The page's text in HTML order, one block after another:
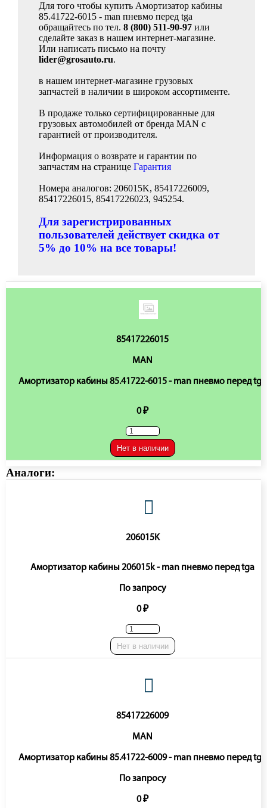
Для того чтобы купить Амортизатор кабины
85.41722-6015 - man пневмо перед tga
обращайтесь по тел. 8 (800) 511-90-97 или
сделайте заказ в нашем интернет-магазине.
Или написать письмо на почту
lider@grosauto.ru.
в нашем интернет-магазине грузовых
запчастей в наличии в широком ассортименте.
В продаже только сертифицированные для
грузовых автомобилей от бренда MAN с
гарантией от производителя.
Информация о возврате и гарантии по
запчастям на странице Гарантия
Номера аналогов: 206015K, 85417226009,
85417226015, 85417226023, 945254.
Для зарегистрированных
пользователей действует скидка от
5% до 10% на все товары!
85417226015
MAN
Амортизатор кабины 85.41722-6015 - man пневмо перед tga
0 ₽
Нет в наличии
Аналоги:
206015K
Амортизатор кабины 206015k - man пневмо перед tga
По запросу
0 ₽
Нет в наличии
85417226009
MAN
Амортизатор кабины 85.41722-6009 - man пневмо перед tga
По запросу
0 ₽